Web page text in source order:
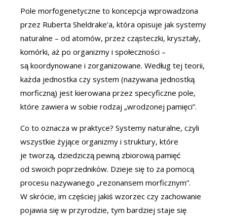
Pole morfogenetyczne to koncepcja wprowadzona
przez Ruberta Sheldrake’a, która opisuje jak systemy
naturalne – od atomów, przez cząsteczki, kryształy,
komórki, aż po organizmy i społeczności –
są koordynowane i zorganizowane. Według tej teorii,
każda jednostka czy system (nazywana jednostką
morficzną) jest kierowana przez specyficzne pole,
które zawiera w sobie rodzaj „wrodzonej pamięci”.
Co to oznacza w praktyce? Systemy naturalne, czyli
wszystkie żyjące organizmy i struktury, które
je tworzą, dziedziczą pewną zbiorową pamięć
od swoich poprzedników. Dzieje się to za pomocą
procesu nazywanego „rezonansem morficznym”.
W skrócie, im częściej jakiś wzorzec czy zachowanie
pojawia się w przyrodzie, tym bardziej staje się